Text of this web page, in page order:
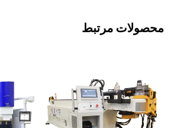
محصولات مرتبط